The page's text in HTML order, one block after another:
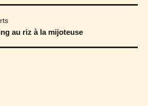
au riz à la mijoteuse